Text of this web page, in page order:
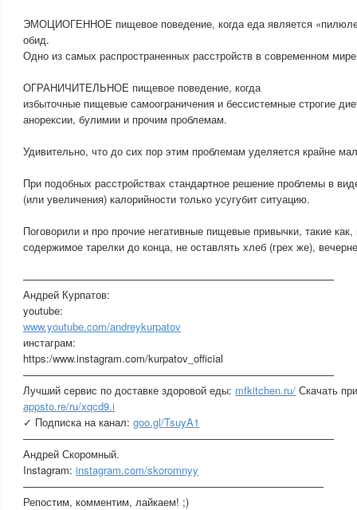
ЭМОЦИОГЕННОЕ пищевое поведение, когда еда является
обид.
Одно из самых распространенных расстройств в современном
ОГРАНИЧИТЕЛЬНОЕ пищевое поведение, когда
избыточные пищевые самоограничения и бессистемные строгие
анорексии, булимии и прочим проблемам.
Удивительно, что до сих пор этим проблемам уделяется крайне
При подобных расстройствах стандартное решение проблемы в
(или увеличения) калорийности только усугубит ситуацию.
Поговорили и про прочие негативные пищевые привычки, такие
содержимое тарелки до конца, не оставлять хлеб (грех же),
——————————————————————————————
Андрей Курпатов:
youtube:
www.youtube.com/andreykurpatov
инстаграм:
https:/www.instagram.com/kurpatov_official
——————————————————————————————
Лучший сервис по доставке здоровой еды: mfkitchen.ru/ Скачать
appsto.re/ru/xqcd9.i
✓ Подписка на канал: goo.gl/TsuyA1
——————————————————————————————
Андрей Скоромный.
Instagram: instagram.com/skoromnyy
—————————————————————————————
Репостим, комментим, лайкаем! ;)